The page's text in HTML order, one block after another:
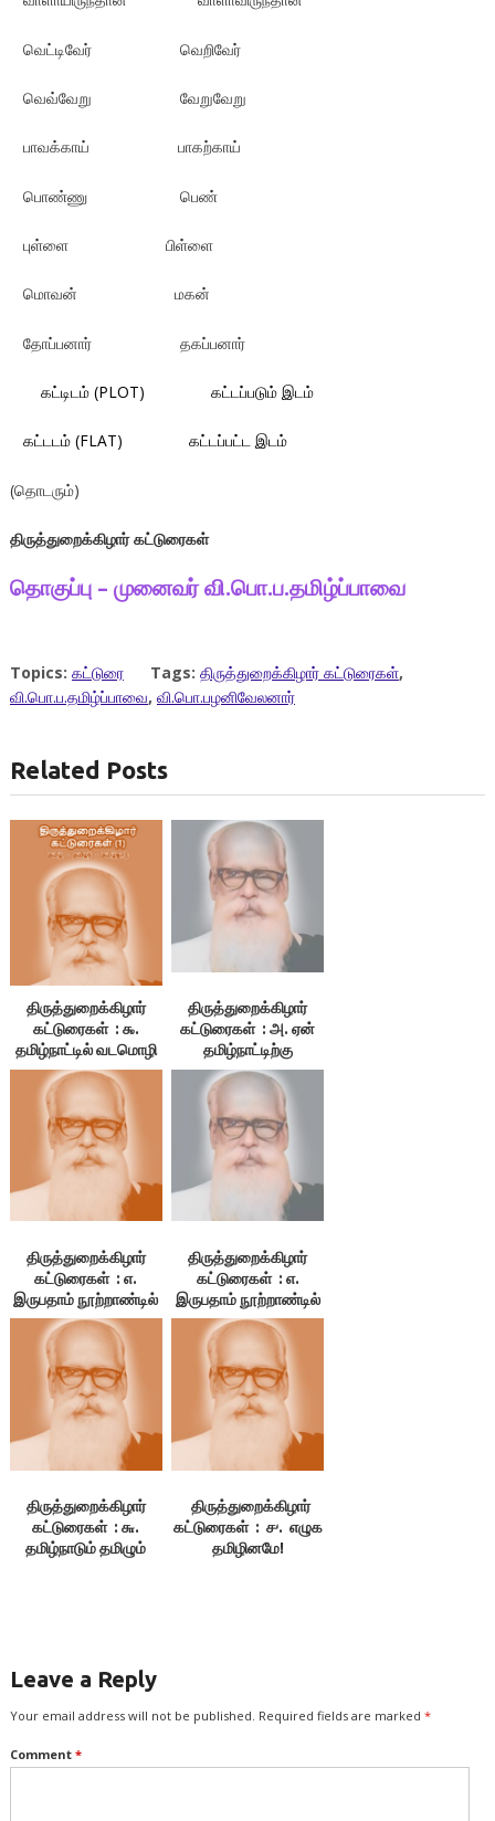
வெட்டிவேர் வெறிவேர்
வெவ்வேறு வேறுவேறு
பாவக்காய் பாகற்காய்
பொண்ணு பெண்
புள்ளை பிள்ளை
மொவன் மகன்
தோப்பனார் தகப்பனார்
கட்டிடம் (PLOT) கட்டப்படும் இடம்
கட்டடம் (FLAT) கட்டப்பட்ட இடம்
(தொடரும்)
திருத்துறைக்கிழார் கட்டுரைகள்
தொகுப்பு – முனைவர்வி.பொ.ப.தமிழ்ப்பாவை
Topics: கட்டுரை Tags: திருத்துறைக்கிழார் கட்டுரைகள்,
வி.பொ.ப.தமிழ்ப்பாவை, வி.பொ.பழனிவேலனார்
Related Posts
திருத்துறைக்கிழார்
கட்டுரைகள் : ௯.
தமிழ்நாட்டில் வடமொழி
.. .. பிறமொழி – தமிழ்
அகரமுதலி ஏன்
தோன்றின?
திருத்துறைக்கிழார்
கட்டுரைகள் : அ. ஏன்
தமிழ்நாட்டிற்கு
விடுதலை?
திருத்துறைக்கிழார்
கட்டுரைகள் : எ.
இருபதாம் நூற்றாண்டில்
தமிழ்நாட்டின் நிலைமை
– 3. குமுகாய அமைப்பு,
4.பொருளியல் நிலை,
5.மக்கள் வாழ்க்கை
நிலை
திருத்துறைக்கிழார்
கட்டுரைகள் : எ.
இருபதாம் நூற்றாண்டில்
தமிழ்நாட்டின் நிலைமை
– 1.தமிழ்நாடு. 2. மொழி
திருத்துறைக்கிழார்
கட்டுரைகள் : ௬.
தமிழ்நாடும் தமிழும்
திருத்துறைக்கிழார்
கட்டுரைகள் : ௪. எழுக
தமிழினமே!
Leave a Reply
Your email address will not be published. Required fields are marked *
Comment *